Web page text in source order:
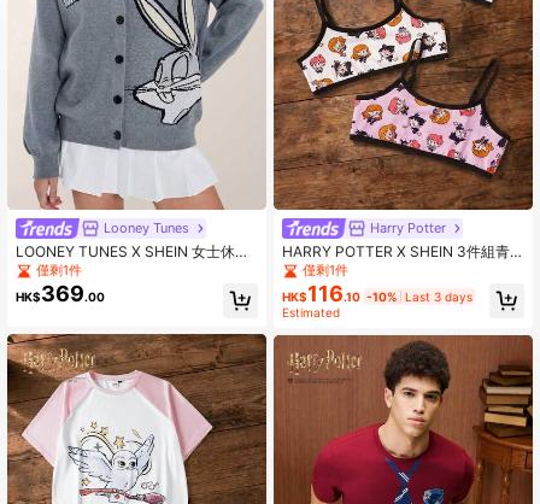
Looney Tunes
LOONEY TUNES X SHEIN 女士休闲
卡通字母图案落肩宽松 V 领纽扣开衫
僅剩1件
HK$369.00
Harry Potter
HARRY POTTER X SHEIN 3件組青
少年女孩訓練內衣，學生少女超短背
心上衣，兒童防走光
僅剩1件
HK$116.10 -10% Last 3 days
Estimated